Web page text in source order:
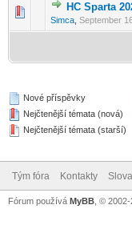
HC Sparta
Simca September
0
Nové příspěvky
Nejčtenější témata (nová)
Nejčtenější témata (starší)
Tým fóra Kontakty
Fórum používá MyBB , ©